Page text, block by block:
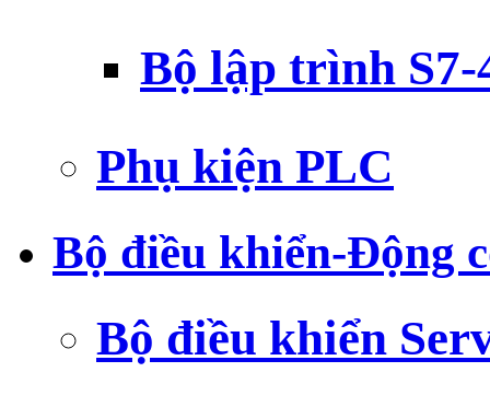
Bộ lập trình S7-
Phụ kiện PLC
Bộ điều khiển-Động
Bộ điều khiển